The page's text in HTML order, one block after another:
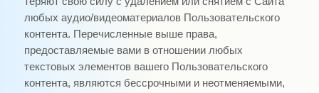
любых аудио/видеоматериалов Пользовательского
контента. Перечисленные выше права,
предоставляемые вами в отношении любых
текстовых элементов вашего Пользовательского
контента, являются бессрочными и неотменяемыми,